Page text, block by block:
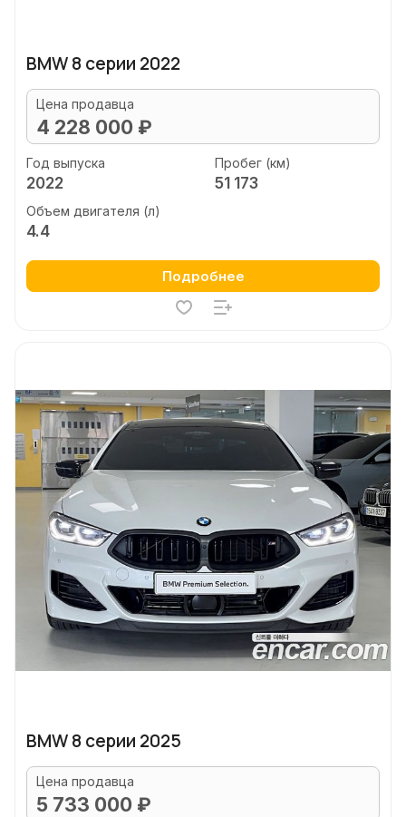
BMW 8 серии 2022
Цена продавца
4 228 000 ₽
Год выпуска
2022
Пробег (км)
51 173
Объем двигателя (л)
4.4
Подробнее
BMW 8 серии 2025
Цена продавца
5 733 000 ₽